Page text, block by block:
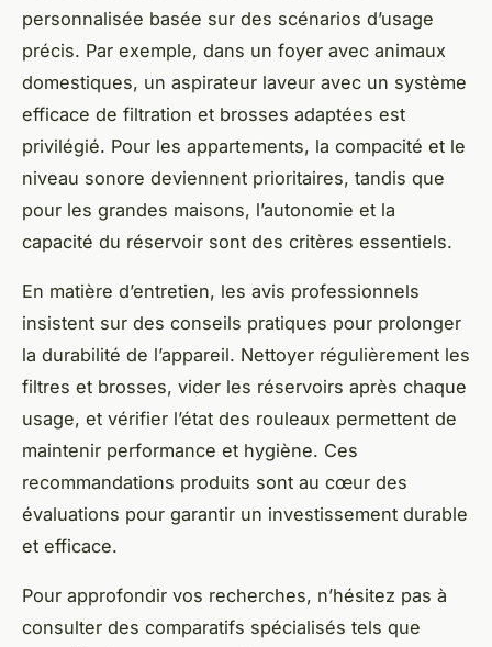
personnalisée basée sur des scénarios d’usage
précis. Par exemple, dans un foyer avec animaux
domestiques, un aspirateur laveur avec un système
efficace de filtration et brosses adaptées est
privilégié. Pour les appartements, la compacité et le
niveau sonore deviennent prioritaires, tandis que
pour les grandes maisons, l’autonomie et la
capacité du réservoir sont des critères essentiels.
En matière d’entretien, les avis professionnels
insistent sur des conseils pratiques pour prolonger
la durabilité de l’appareil. Nettoyer régulièrement les
filtres et brosses, vider les réservoirs après chaque
usage, et vérifier l’état des rouleaux permettent de
maintenir performance et hygiène. Ces
recommandations produits sont au cœur des
évaluations pour garantir un investissement durable
et efficace.
Pour approfondir vos recherches, n’hésitez pas à
consulter des comparatifs spécialisés tels que